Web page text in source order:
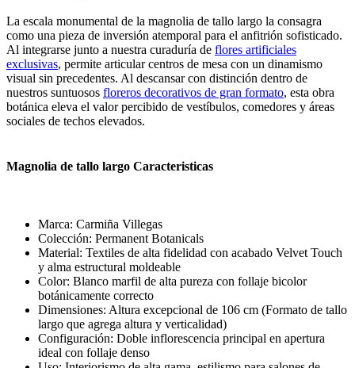
La escala monumental de la magnolia de tallo largo la consagra
como una pieza de inversión atemporal para el anfitrión sofisticado.
Al integrarse junto a nuestra curaduría de flores artificiales
exclusivas, permite articular centros de mesa con un dinamismo
visual sin precedentes. Al descansar con distinción dentro de
nuestros suntuosos floreros decorativos de gran formato, esta obra
botánica eleva el valor percibido de vestíbulos, comedores y áreas
sociales de techos elevados.
Magnolia de tallo largo Caracteristicas
Marca: Carmiña Villegas
Colección: Permanent Botanicals
Material: Textiles de alta fidelidad con acabado Velvet Touch
y alma estructural moldeable
Color: Blanco marfil de alta pureza con follaje bicolor
botánicamente correcto
Dimensiones: Altura excepcional de 106 cm (Formato de tallo
largo que agrega altura y verticalidad)
Configuración: Doble inflorescencia principal en apertura
ideal con follaje denso